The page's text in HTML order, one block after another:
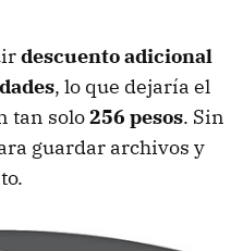
descuento adicional
, lo que dejaría el
tan solo256 pesos. Sin
guardar archivos y